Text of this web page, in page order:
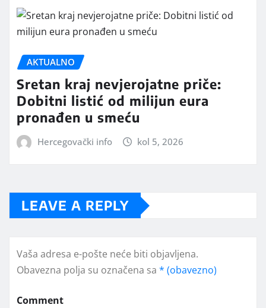
AKTUALNO
Sretan kraj nevjerojatne priče:
Dobitni listić od milijun eura
pronađen u smeću
Hercegovački info kol 5, 2026
LEAVE A REPLY
Vaša adresa e-pošte neće biti objavljena.
Obavezna polja su označena sa * (obavezno)
Comment